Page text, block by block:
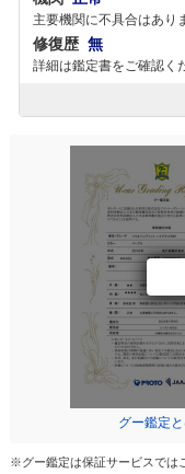
主要機関に不具合はあり
修復歴 無
詳細は鑑定書をご確認く
グー鑑定と
※グー鑑定は保証サービスでは